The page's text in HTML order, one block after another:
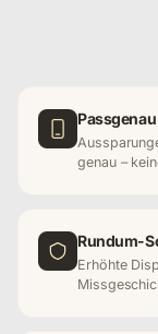
genau –
Rundum-
Erhöhte